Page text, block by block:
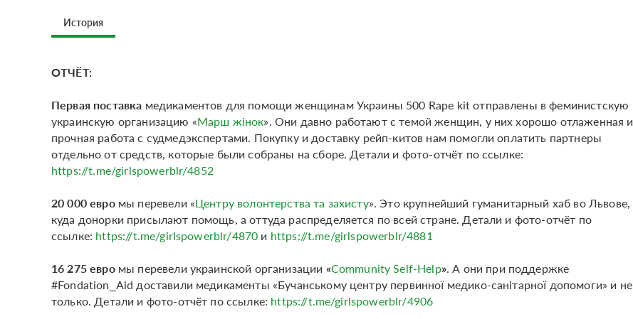
История
ОТЧЁТ:
Первая поставка медикаментов для помощи женщинам Украины 500 Rape kit отправлены в феминистскую
украинскую организацию «Марш жінок». Они давно работают с темой женщин, у них хорошо отлаженная и
прочная работа с судмедэкспертами. Покупку и доставку рейп-китов нам помогли оплатить партнеры
отдельно от средств, которые были собраны на сборе. Детали и фото-отчёт по ссылке:
https://t.me/girlspowerblr/4852
20 000 евромы перевели «Центру волонтерства та захисту». Это крупнейший гуманитарный хаб во Львове,
куда донорки присылают помощь, а оттуда распределяется по всей стране. Детали и фото-отчёт по
ссылке: https://t.me/girlspowerblr/4870 и https://t.me/girlspowerblr/4881
16 275 евромы перевели украинской организации «Community Self-Help». А они при поддержке
#Fondation_Aid доставили медикаменты «Бучанському центру первинної медико-санітарної допомоги» и не
только. Детали и фото-отчёт по ссылке: https://t.me/girlspowerblr/4906